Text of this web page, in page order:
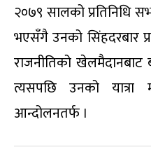
२०७९ सालको प्रतिनिधि
भएसँगै उनको सिंहदरबार
राजनीतिको खेलमैदानबाट
त्यसपछि उनको यात्रा
आन्दोलनतर्फ ।